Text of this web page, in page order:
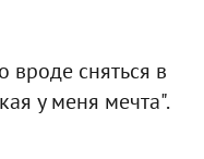
сняться в
у меня мечта".